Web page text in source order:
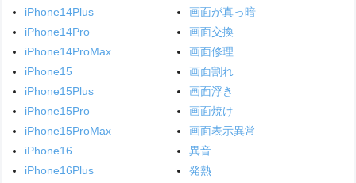
iPhone14Plus
iPhone14Pro
iPhone14ProMax
iPhone15
iPhone15Plus
iPhone15Pro
iPhone15ProMax
iPhone16
iPhone16Plus
画面が真っ暗
画面交換
画面修理
画面割れ
画面浮き
画面焼け
画面表示異常
異音
発熱